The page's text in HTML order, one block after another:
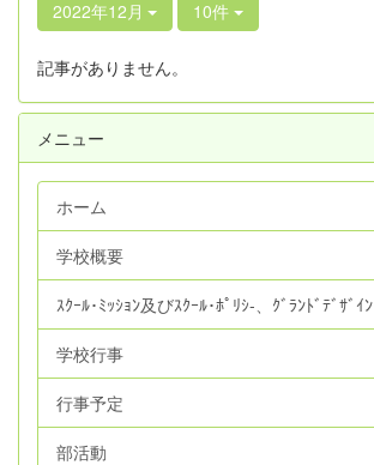
2022年12月 10件
記事がありません。
メニュー
ホーム
学校概要
ｽｸｰﾙ･ﾐｯｼｮﾝ及びｽｸｰﾙ･ﾎﾟﾘｼ‐、ｸﾞﾗﾝﾄﾞﾃﾞｻﾞｲﾝ
学校行事
行事予定
部活動